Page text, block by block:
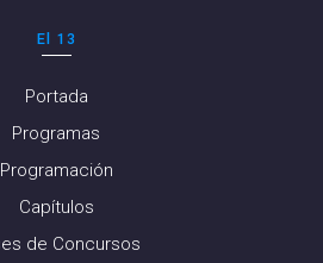
El 13
Portada
Programas
Programación
Capítulos
de Concursos